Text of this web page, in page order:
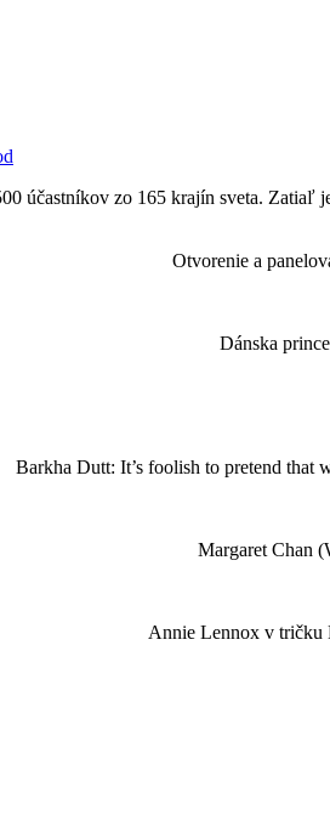
účastníkov zo 165 krajín sveta. Zatiaľ
Otvorenie a
Dánska
Barkha Dutt: It’s foolish to pretend that
Margaret Chan
Annie Lennox v tričku